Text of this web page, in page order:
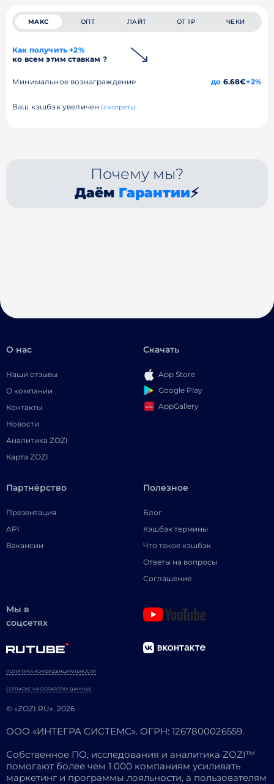
МАКС ОПТ ЛАЙТ ОТ 1₽ ЧЕКИ
Как получить +2%
ко всем этим ставкам ?
Минимальное вознаграждение до 6.68€+2%
Ваш кэшбэк увеличен (смотреть)
Почему мы?
Даём Гарантии⚡
О нас
Наши отзывы
О компании
Контакты
Новости
Аналитика ZOZI
Карта ZOZI
Скачать
App Store
Google Play
AppGallery
Партнёрство
Презентация
API
Вакансии
Полезное
Блог
Кэшбэк термины
Что такое кэшбэк
Ответы на вопросы
Соглашение
Мы в
соцсетях
© «ZOZI.RU», 2026
ПОЛИТИКА КОНФИДЕНЦИАЛЬНОСТИ
СОГЛАСИЕ НА ОБРАБОТКУ ДАННЫХ
ООО «ИНТЕГРА СИСТЕМС». ОГРН: 1267800026559.
Собственное ПО, исследования и аналитика ZOZI™
помогают более чем 1 000 компаниям усиливать
маркетинг и программы лояльности, а пользователям